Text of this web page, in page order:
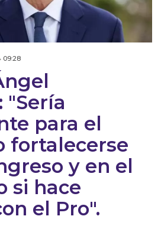
09:28
"Sería
para el
fortalecerse
y en el
si hace
el Pro".